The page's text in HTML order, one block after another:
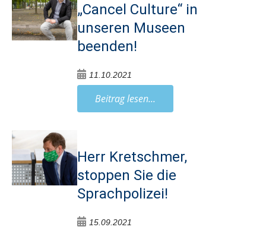
„Cancel Culture“ in
unseren Museen
beenden!
11.10.2021
Beitrag lesen...
Herr Kretschmer,
stoppen Sie die
Sprachpolizei!
15.09.2021